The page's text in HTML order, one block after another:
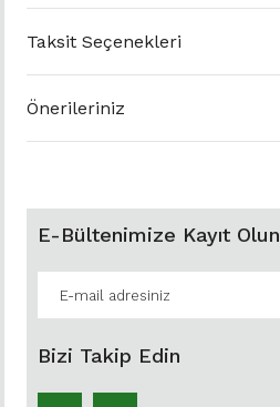
Taksit Seçenekleri
Önerileriniz
E-Bültenimize Kayıt Olun
Bizi Takip Edin